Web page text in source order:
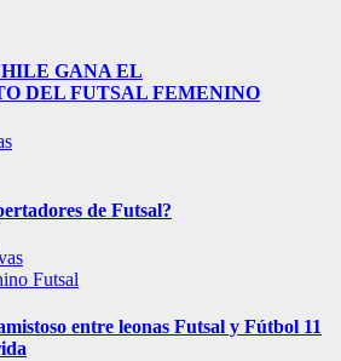
GANA EL
DEL FUTSAL FEMENINO
de Futsal?
Futsal
entre leonas Futsal y Fútbol 11